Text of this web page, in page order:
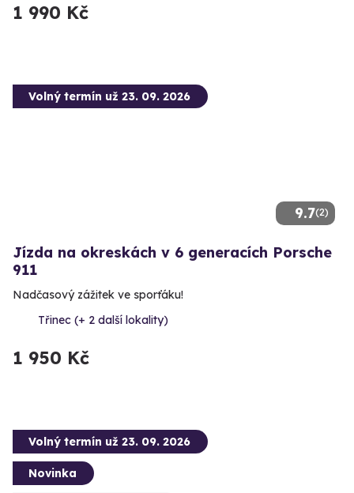
1 990 Kč
9.7(2)
Volný termín už 23. 09. 2026
Jízda na okreskách v 6 generacích Porsche
911
Nadčasový zážitek ve sporťáku!
Třinec (+ 2 další lokality)
1 950 Kč
Volný termín už 23. 09. 2026
Novinka